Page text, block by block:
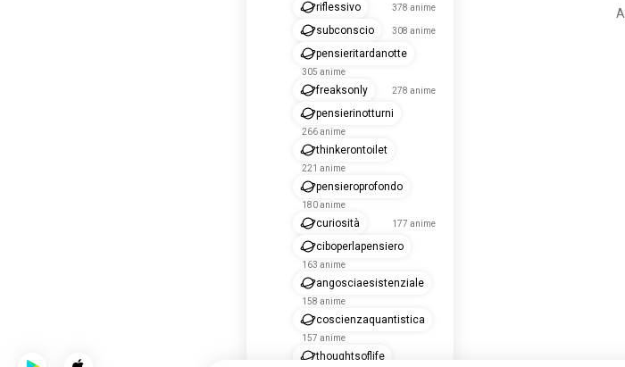
riflessivo 378 anime
subconscio 308 anime
pensieritardanotte
305 anime
freaksonly 278 anime
pensierinotturni
266 anime
thinkerontoilet
221 anime
pensieroprofondo
180 anime
curiosità 177 anime
ciboperlapensiero
163 anime
angosciaesistenziale
158 anime
coscienzaquantistica
157 anime
thoughtsoflife